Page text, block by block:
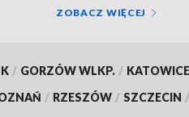
ZOBACZ WIĘCEJ
/ GORZÓW WLKP. / KATOWICE
/ RZESZÓW / SZCZECIN /